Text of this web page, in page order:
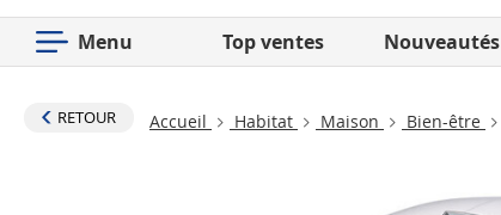
Menu Top ventes Nouveautés
RETOUR Accueil Habitat Maison Bien-être